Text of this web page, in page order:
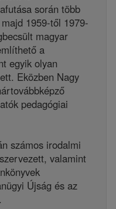
során több
1959-től 1979-
magyar
a
egyik olyan
Eközben Nagy
pedagógiai
számos irodalmi
valamint
Újság és az